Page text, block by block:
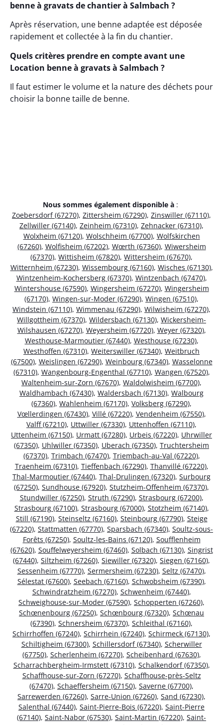
benne à gravats de chantier à Salmbach ?
Après réservation, une benne adaptée est déposée
rapidement et collectée à la fin du chantier.
Quels critères prendre en compte avant une
Location benne à gravats à Salmbach ?
Il faut estimer le volume et la nature des déchets pour
choisir la bonne taille de benne.
Nous sommes également disponible à :
Zoebersdorf (67270), Zittersheim (67290), Zinswiller (67110),
Zellwiller (67140), Zeinheim (67310), Zehnacker (67310),
Wolxheim (67120), Wolschheim (67700), Wolfskirchen
(67260), Wolfisheim (67202), Wœrth (67360), Wiwersheim
(67370), Wittisheim (67820), Wittersheim (67670),
Witternheim (67230), Wissembourg (67160), Wisches (67130),
Wintzenheim-Kochersberg (67370), Wintzenbach (67470),
Wintershouse (67590), Wingersheim (67270), Wingersheim
(67170), Wingen-sur-Moder (67290), Wingen (67510),
Windstein (67110), Wimmenau (67290), Wilwisheim (67270),
Willgottheim (67370), Wildersbach (67130), Wickersheim-
Wilshausen (67270), Weyersheim (67720), Weyer (67320),
Westhouse-Marmoutier (67440), Westhouse (67230),
Westhoffen (67310), Weiterswiller (67340), Weitbruch
(67500), Weislingen (67290), Weinbourg (67340), Wasselonne
(67310), Wangenbourg-Engenthal (67710), Wangen (67520),
Waltenheim-sur-Zorn (67670), Waldolwisheim (67700),
Waldhambach (67430), Waldersbach (67130), Walbourg
(67360), Wahlenheim (67170), Volksberg (67290),
Vœllerdingen (67430), Villé (67220), Vendenheim (67550),
Valff (67210), Uttwiller (67330), Uttenhoffen (67110),
Uttenheim (67150), Urmatt (67280), Urbeis (67220), Uhrwiller
(67350), Uhlwiller (67350), Uberach (67350), Truchtersheim
(67370), Trimbach (67470), Triembach-au-Val (67220),
Traenheim (67310), Tieffenbach (67290), Thanvillé (67220),
Thal-Marmoutier (67440), Thal-Drulingen (67320), Surbourg
(67250), Sundhouse (67920), Stutzheim-Offenheim (67370),
Stundwiller (67250), Struth (67290), Strasbourg (67200),
Strasbourg (67100), Strasbourg (67000), Stotzheim (67140),
Still (67190), Steinseltz (67160), Steinbourg (67790), Steige
(67220), Stattmatten (67770), Sparsbach (67340), Soultz-sous-
Forêts (67250), Soultz-les-Bains (67120), Soufflenheim
(67620), Souffelweyersheim (67460), Solbach (67130), Singrist
(67440), Siltzheim (67260), Siewiller (67320), Siegen (67160),
Sessenheim (67770), Sermersheim (67230), Seltz (67470),
Sélestat (67600), Seebach (67160), Schwobsheim (67390),
Schwindratzheim (67270), Schwenheim (67440),
Schweighouse-sur-Moder (67590), Schopperten (67260),
Schœnenbourg (67250), Schœnbourg (67320), Schœnau
(67390), Schnersheim (67370), Schleithal (67160),
Schirrhoffen (67240), Schirrhein (67240), Schirmeck (67130),
Schiltigheim (67300), Schillersdorf (67340), Scherwiller
(67750), Scherlenheim (67270), Scheibenhard (67630),
Scharrachbergheim-Irmstett (67310), Schalkendorf (67350),
Schaffhouse-sur-Zorn (67270), Schaffhouse-près-Seltz
(67470), Schaeffersheim (67150), Saverne (67700),
Sarrewerden (67260), Sarre-Union (67260), Sand (67230),
Salenthal (67440), Saint-Pierre-Bois (67220), Saint-Pierre
(67140), Saint-Nabor (67530), Saint-Martin (67220), Saint-